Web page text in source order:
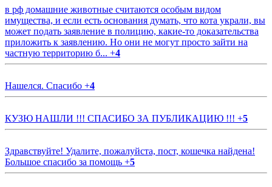
в рф домашние животные считаются особым видом
имущества, и если есть основания думать, что кота украли, вы
может подать заявление в полицию, какие-то доказательства
приложить к заявлению. Но они не могут просто зайти на
частную территорию б... +4
Нашелся. Спасибо +4
КУЗЮ НАШЛИ !!! СПАСИБО ЗА ПУБЛИКАЦИЮ !!! +5
Здравствуйте! Удалите, пожалуйста, пост, кошечка найдена!
Большое спасибо за помощь +5